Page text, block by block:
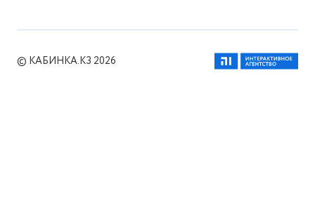
© КАБИНКА.КЗ 2026